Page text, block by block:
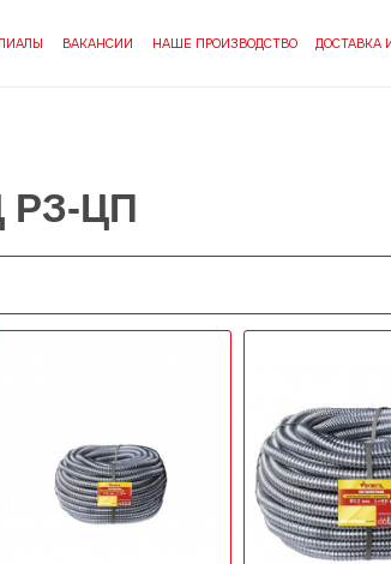
РЗ-ЦП
ВАКАНСИИ НАШЕ ПРОИЗВОДСТВО ДОСТАВКА